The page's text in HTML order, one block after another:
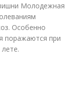
Молодежная
Особенно
поражаются при